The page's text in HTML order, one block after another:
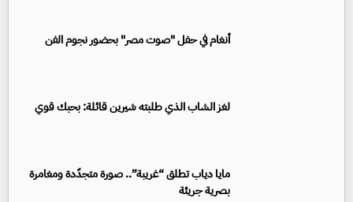
أنغام في حفل "صوت مصر" بحضور نجوم الفن
لغز الشاب الذي طلبته شيرين قائلة: بحبك قوي
مايا دياب تطلق “غريبة”.. صورة متجدّدة ومغامرة
بصرية جريئة